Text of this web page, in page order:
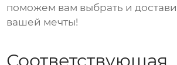
поможем вам выбрать и
вашей мечты!